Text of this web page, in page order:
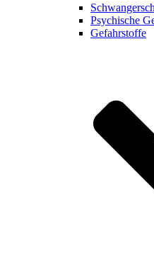
Psychische
Gefahrstoffe